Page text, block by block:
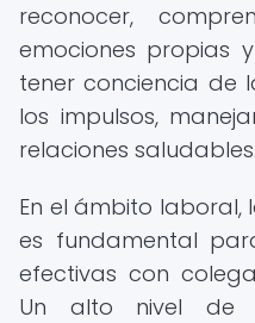
reconocer,
emociones propias
tener conciencia de
los impulsos,
relaciones saludables.
En el ámbito laboral,
es fundamental
efectivas con
Un alto nivel de